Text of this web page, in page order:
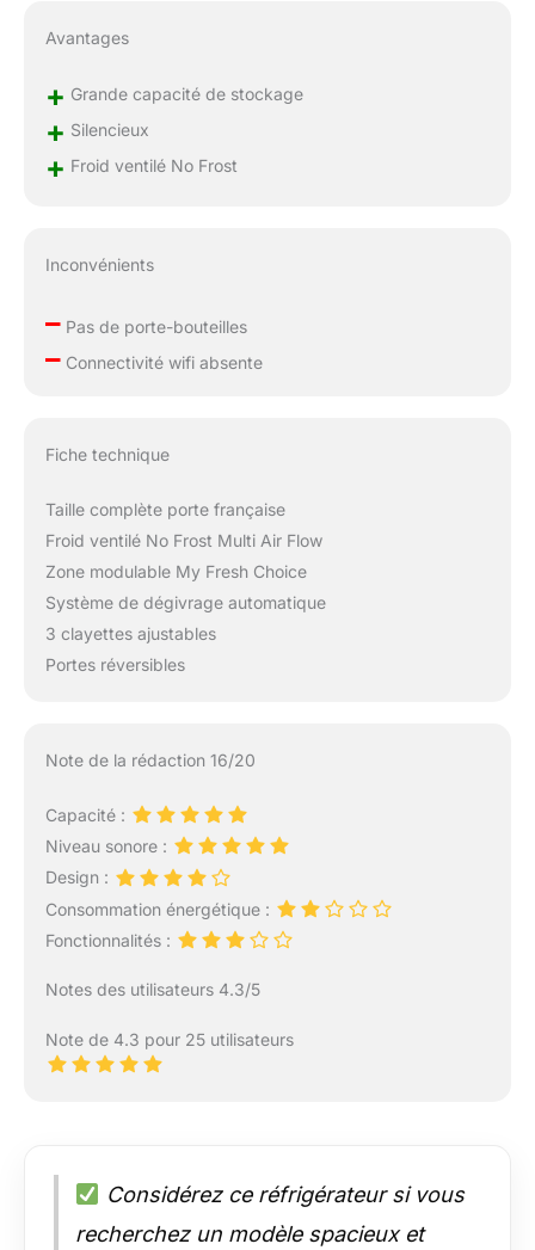
Avantages
+ Grande capacité de stockage
+ Silencieux
+ Froid ventilé No Frost
Inconvénients
–Pas de porte-bouteilles
–Connectivité wifi absente
Fiche technique
Taille complète porte française
Froid ventilé No Frost Multi Air Flow
Zone modulable My Fresh Choice
Système de dégivrage automatique
3 clayettes ajustables
Portes réversibles
Note de la rédaction 16/20
Capacité :
Niveau sonore :
Design :
Consommation énergétique :
Fonctionnalités :
Notes des utilisateurs 4.3/5
Note de 4.3 pour 25 utilisateurs
Considérez ce réfrigérateur si vous
recherchez un modèle spacieux et